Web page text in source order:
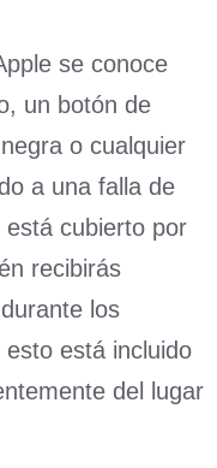
se conoce
un botón de
o cualquier
a una falla de
cubierto por
recibirás
los
está incluido
del lugar